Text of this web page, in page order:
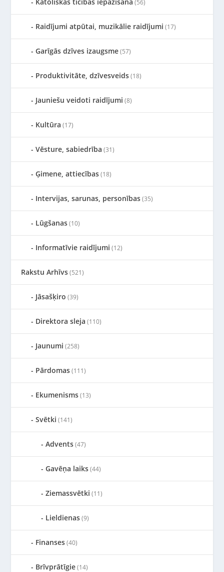
(56)
Raidījumi atpūtai, muzikālie raidījumi (17)
Garīgās dzīves izaugsme(57)
Produktivitāte, dzīvesveids(18)
Jauniešu veidoti raidījumi (8)
Kultūra (17)
Vēsture, sabiedrība (31)
Ģimene, attiecības(18)
Intervijas, sarunas, personības(35)
Lūgšanas(10)
Informatīvie raidījumi (12)
Rakstu Arhīvs(521)
Jāsašķiro (39)
Direktora sleja (110)
Jaunumi (258)
Pārdomas(111)
Ekumenisms(13)
Svētki (141)
Advents(47)
Gavēņa laiks(44)
Ziemassvētki (11)
Lieldienas(9)
Finanses(40)
Brīvprātīgie(14)